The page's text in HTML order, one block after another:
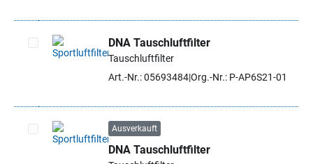
Artikel auswählen
DNA Tauschluftfilter
Tauschluftfilter
Art.-Nr.: 05693484Org.-Nr.: P-AP6S21-01
Artikel auswählen
Ausverkauft
DNA Tauschluftfilter